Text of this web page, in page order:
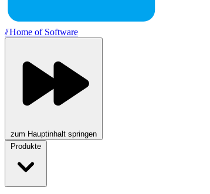
//Home of Software
zum Hauptinhalt springen
Produkte